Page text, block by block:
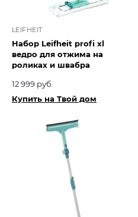
LEIFHEIT
Набор Leifheit profi xl
ведро для отжима на
роликах и швабра
12 999 руб.
Купить на Твой дом